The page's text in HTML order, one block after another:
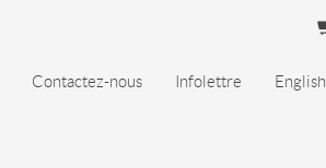
Contactez-nous Infolettre English